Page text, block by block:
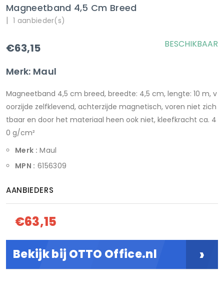
Magneetband 4,5 Cm Breed
| 1 aanbieder(s)
€63,15
Merk: Maul
BESCHIKBAAR
Magneetband 4,5 cm breed, breedte: 4,5 cm, lengte: 10 m, v
oorzijde zelfklevend, achterzijde magnetisch, voren niet zich
tbaar en door het materiaal heen ook niet, kleefkracht ca. 4
0 g/cm²
Merk : Maul
MPN : 6156309
AANBIEDERS
€63,15
Bekijk bij OTTO Office.nl ›